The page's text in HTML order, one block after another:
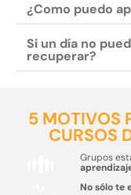
¿Como puedo
Si un día no
recuperar?
5 MOTIVOS
CURSOS
Grupos
No sólo te